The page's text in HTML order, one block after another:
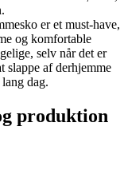
er et must-have,
og komfortable
selv når det er
slappe af derhjemme
dag.
produktion